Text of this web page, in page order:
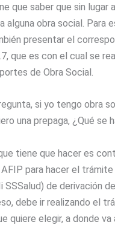
que saber que sin lugar
alguna obra social. Para
presentar el
que es con el cual se
de Obra Social.
si yo tengo obra
una prepaga, ¿Qué se
tiene que hacer es
para hacer el trámite
de derivación
debe ir realizando el
quiere elegir, a donde va